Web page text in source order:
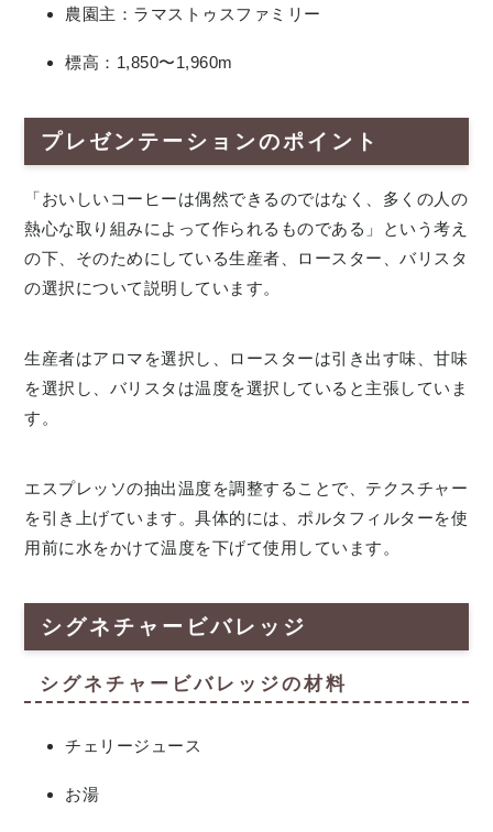
農園主：ラマストゥスファミリー
標高：1,850〜1,960m
プレゼンテーションのポイント
「おいしいコーヒーは偶然できるのではなく、多くの人の
熱心な取り組みによって作られるものである」という考え
の下、そのためにしている生産者、ロースター、バリスタ
の選択について説明しています。
生産者はアロマを選択し、ロースターは引き出す味、甘味
を選択し、バリスタは温度を選択していると主張していま
す。
エスプレッソの抽出温度を調整することで、テクスチャー
を引き上げています。具体的には、ポルタフィルターを使
用前に水をかけて温度を下げて使用しています。
シグネチャービバレッジ
シグネチャービバレッジの材料
チェリージュース
お湯